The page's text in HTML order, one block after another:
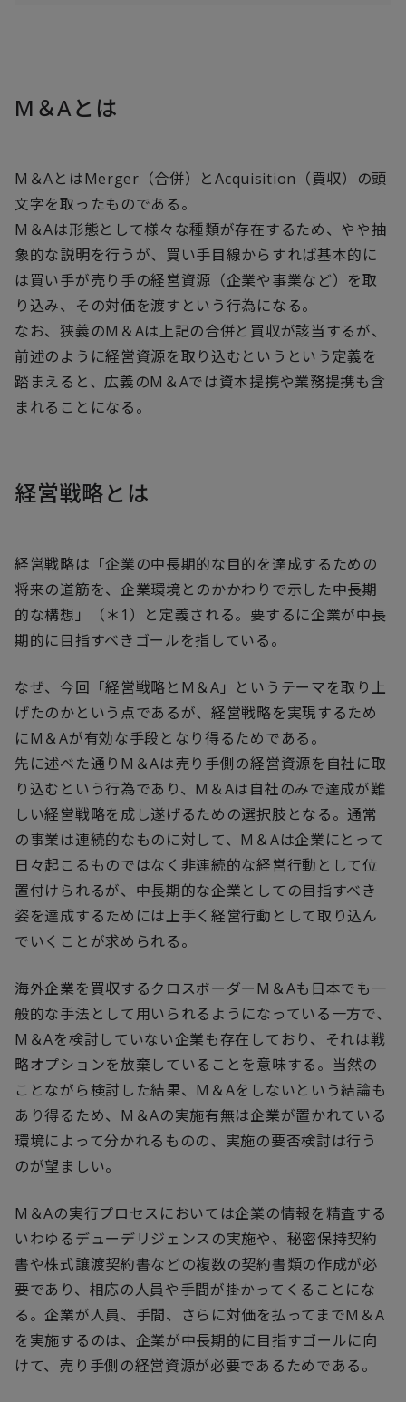
M＆Aとは
M＆AとはMerger（合併）とAcquisition（買収）の頭
文字を取ったものである。
M＆Aは形態として様々な種類が存在するため、やや抽
象的な説明を行うが、買い手目線からすれば基本的に
は買い手が売り手の経営資源（企業や事業など）を取
り込み、その対価を渡すという行為になる。
なお、狭義のM＆Aは上記の合併と買収が該当するが、
前述のように経営資源を取り込むというという定義を
踏まえると、広義のM＆Aでは資本提携や業務提携も含
まれることになる。
経営戦略とは
経営戦略は「企業の中長期的な目的を達成するための
将来の道筋を、企業環境とのかかわりで示した中長期
的な構想」（＊1）と定義される。要するに企業が中長
期的に目指すべきゴールを指している。
なぜ、今回「経営戦略とM＆A」というテーマを取り上
げたのかという点であるが、経営戦略を実現するため
にM＆Aが有効な手段となり得るためである。
先に述べた通りM＆Aは売り手側の経営資源を自社に取
り込むという行為であり、M＆Aは自社のみで達成が難
しい経営戦略を成し遂げるための選択肢となる。通常
の事業は連続的なものに対して、M＆Aは企業にとって
日々起こるものではなく非連続的な経営行動として位
置付けられるが、中長期的な企業としての目指すべき
姿を達成するためには上手く経営行動として取り込ん
でいくことが求められる。
海外企業を買収するクロスボーダーM＆Aも日本でも一
般的な手法として用いられるようになっている一方で、
M＆Aを検討していない企業も存在しており、それは戦
略オプションを放棄していることを意味する。当然の
ことながら検討した結果、M＆Aをしないという結論も
あり得るため、M＆Aの実施有無は企業が置かれている
環境によって分かれるものの、実施の要否検討は行う
のが望ましい。
M＆Aの実行プロセスにおいては企業の情報を精査する
いわゆるデューデリジェンスの実施や、秘密保持契約
書や株式譲渡契約書などの複数の契約書類の作成が必
要であり、相応の人員や手間が掛かってくることにな
る。企業が人員、手間、さらに対価を払ってまでM＆A
を実施するのは、企業が中長期的に目指すゴールに向
けて、売り手側の経営資源が必要であるためである。